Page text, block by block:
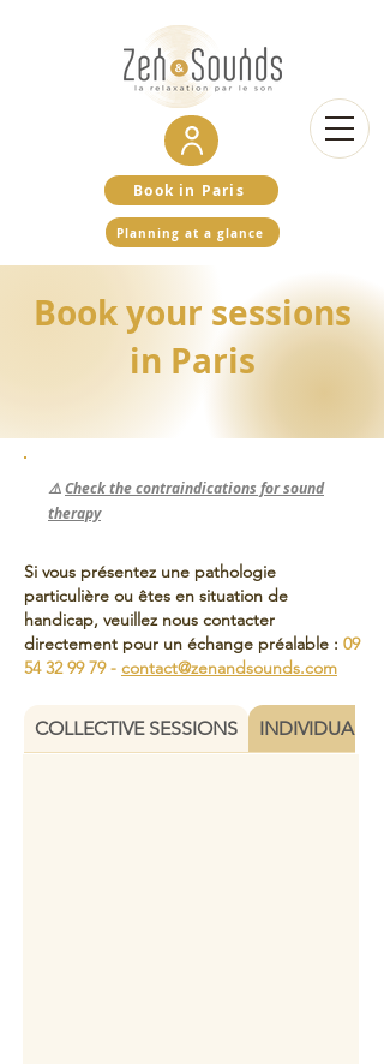
Book in Paris
Planning at a glance
Book your sessions
in Paris
⚠️Check the contraindications for sound
therapy
Si vous présentez une pathologie
particulière ou êtes en situation de
handicap, veuillez nous contacter
directement pour un échange préalable : 09
54 32 99 79- contact@zenandsounds.com
COLLECTIVE SESSIONS INDIVIDUAL